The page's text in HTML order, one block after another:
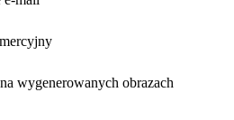
wygenerowanych obrazach